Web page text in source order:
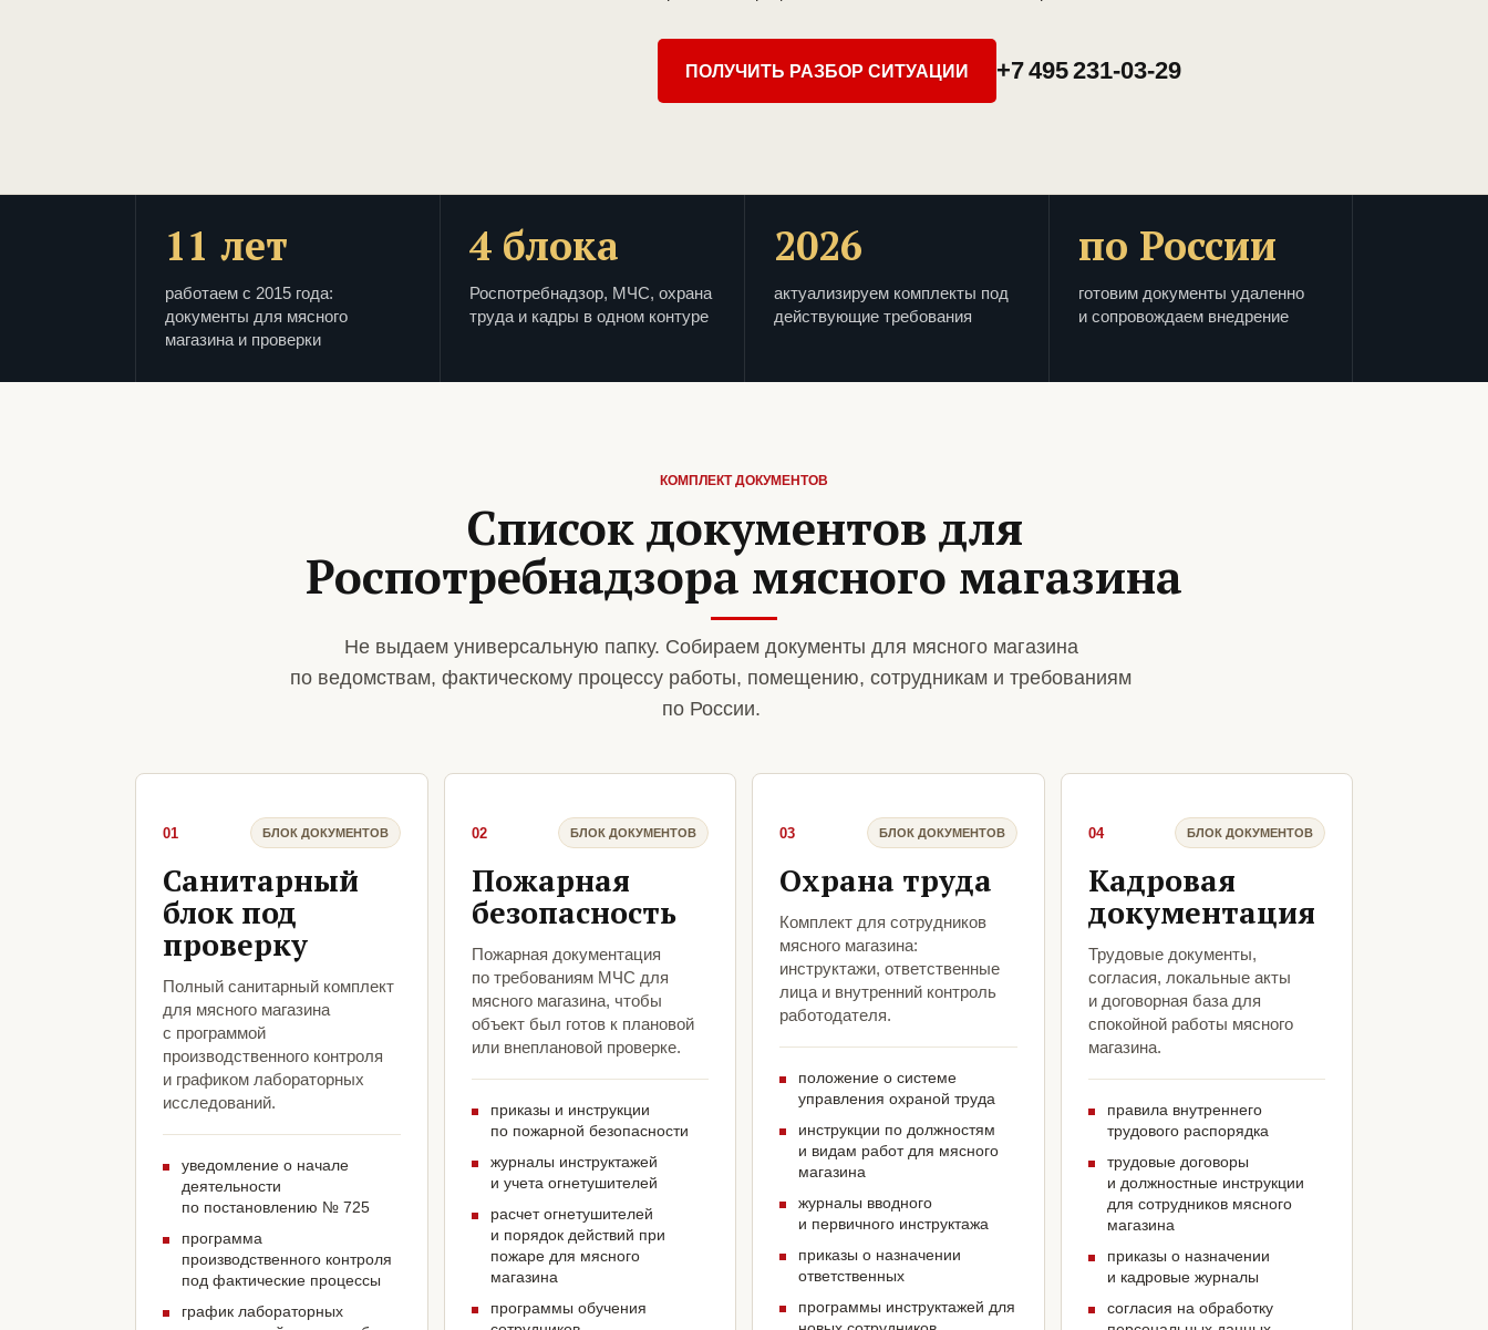
ПОЛУЧИТЬ РАЗБОР СИТУАЦИИ +7 495 231-03-29
11 лет
работаем с 2015 года:
документы для мясного
магазина и проверки
4 блока
Роспотребнадзор, МЧС, охрана
труда и кадры в одном контуре
2026
актуализируем комплекты под
действующие требования
по России
готовим документы удаленно
и сопровождаем внедрение
КОМПЛЕКТ ДОКУМЕНТОВ
Список документов для
Роспотребнадзора мясного магазина
Не выдаем универсальную папку. Собираем документы для мясного магазина
по ведомствам, фактическому процессу работы, помещению, сотрудникам и требованиям
по России.
01 БЛОК ДОКУМЕНТОВ
Санитарный
блок под
проверку
Полный санитарный комплект
для мясного магазина
с программой
производственного контроля
и графиком лабораторных
исследований.
уведомление о начале
деятельности
по постановлению № 725
программа
производственного контроля
под фактические процессы
график лабораторных
02 БЛОК ДОКУМЕНТОВ
Пожарная
безопасность
Пожарная документация
по требованиям МЧС для
мясного магазина, чтобы
объект был готов к плановой
или внеплановой проверке.
приказы и инструкции
по пожарной безопасности
журналы инструктажей
и учета огнетушителей
расчет огнетушителей
и порядок действий при
пожаре для мясного
магазина
программы обучения
03 БЛОК ДОКУМЕНТОВ
Охрана труда
Комплект для сотрудников
мясного магазина:
инструктажи, ответственные
лица и внутренний контроль
работодателя.
положение о системе
управления охраной труда
инструкции по должностям
и видам работ для мясного
магазина
журналы вводного
и первичного инструктажа
приказы о назначении
ответственных
программы инструктажей для
04 БЛОК ДОКУМЕНТОВ
Кадровая
документация
Трудовые документы,
согласия, локальные акты
и договорная база для
спокойной работы мясного
магазина.
правила внутреннего
трудового распорядка
трудовые договоры
и должностные инструкции
для сотрудников мясного
магазина
приказы о назначении
и кадровые журналы
согласия на обработку